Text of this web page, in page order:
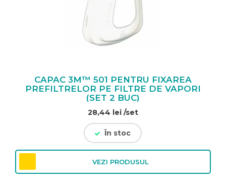
CAPAC 3M™ 501 PENTRU FIXAREA
PREFILTRELOR PE FILTRE DE VAPORI
(SET 2 BUC)
28,44 lei /set
În stoc
VEZI PRODUSUL